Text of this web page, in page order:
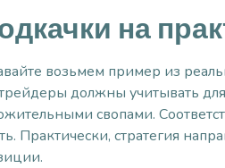
на
возьмем пример из
должны учитывать
свопами.
Практически, стратегия